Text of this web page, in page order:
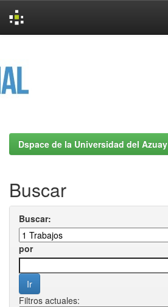
Dspace de la Universidad del Azuay
Buscar
Buscar:
por
Filtros actuales: